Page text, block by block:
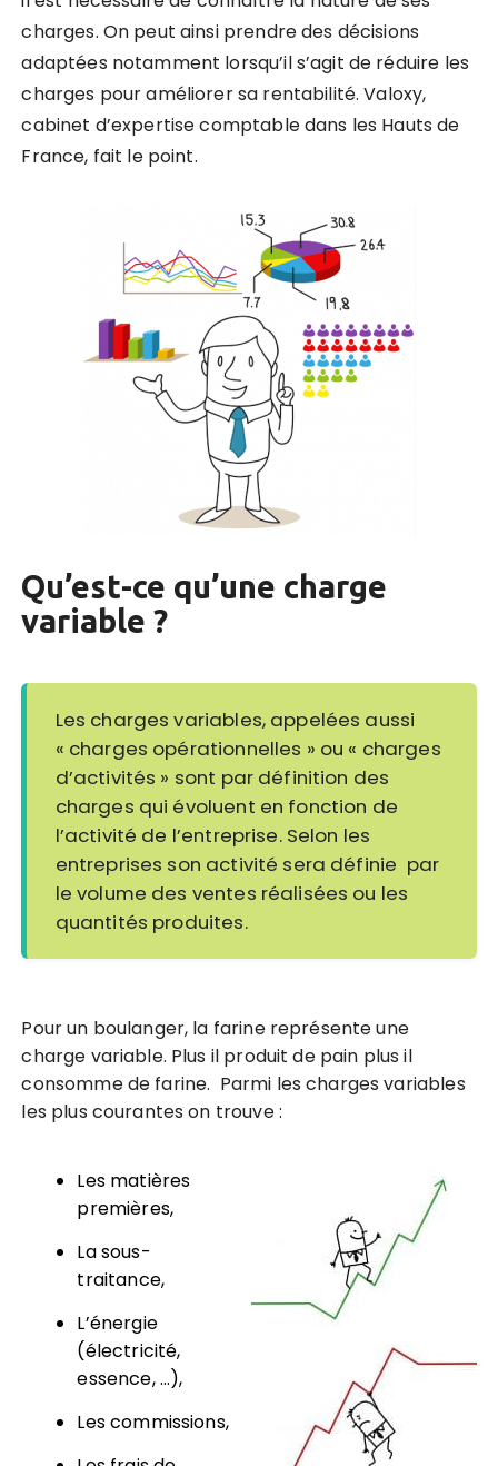
charges. On peut ainsi prendre des décisions
adaptées notamment lorsqu’il s’agit de réduire les
charges pour améliorer sa rentabilité. Valoxy,
cabinet d’expertise comptable dans les Hauts de
France, fait le point.
Qu’est-ce qu’une charge
variable ?
Les charges variables, appelées aussi
« charges opérationnelles » ou « charges
d’activités » sont par définition des
charges qui évoluent en fonction de
l’activité de l’entreprise. Selon les
entreprises son activité sera définie par
le volume des ventes réalisées ou les
quantités produites.
Pour un boulanger, la farine représente une
charge variable. Plus il produit de pain plus il
consomme de farine. Parmi les charges variables
les plus courantes on trouve :
Les matières
premières,
La sous-
traitance,
L’énergie
(électricité,
essence, …),
Les commissions,